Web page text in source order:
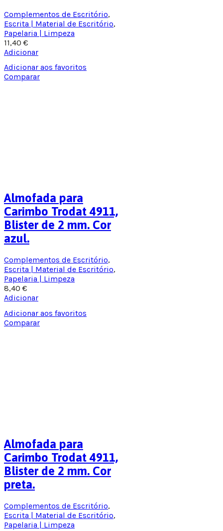
Adicionar aos favoritos
Comparar
Complementos de Escritório,
Escrita | Material de Escritório,
Papelaria | Limpeza
11,40 €
Adicionar
Adicionar aos favoritos
Comparar
Almofada para
Carimbo Trodat 4911,
Blister de 2 mm. Cor
azul.
Complementos de Escritório,
Escrita | Material de Escritório,
Papelaria | Limpeza
8,40 €
Adicionar
Almofada para
Carimbo Trodat 4911,
Blister de 2 mm. Cor
preta.
Complementos de Escritório,
Escrita | Material de Escritório,
Papelaria | Limpeza